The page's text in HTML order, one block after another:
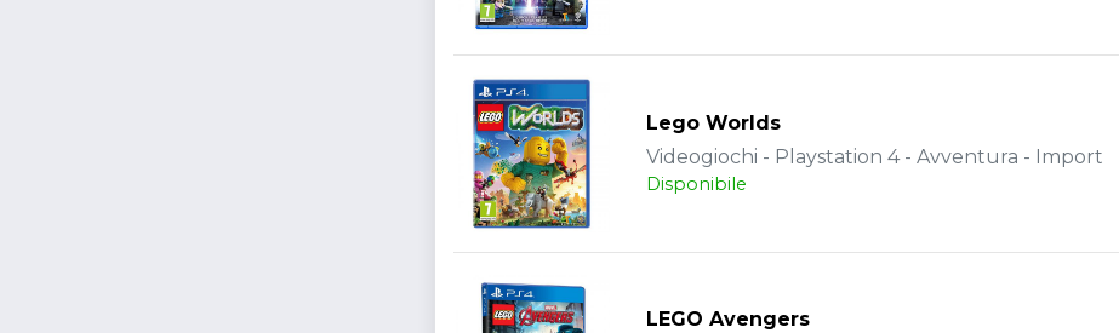
Lego Worlds
Videogiochi - Playstation 4 - Avventura - Import
Disponibile
LEGO Avengers